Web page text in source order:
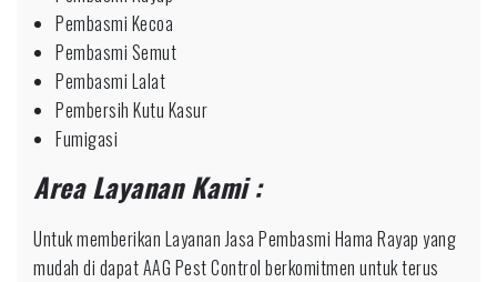
Pembasmi Kecoa
Pembasmi Semut
Pembasmi Lalat
Pembersih Kutu Kasur
Fumigasi
Area Layanan Kami :
Untuk memberikan Layanan Jasa Pembasmi Hama Rayap yang
mudah di dapat AAG Pest Control berkomitmen untuk terus